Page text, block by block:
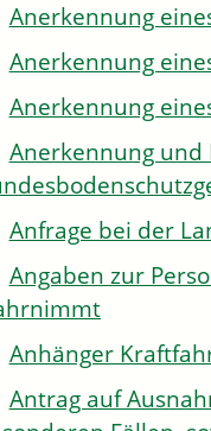
Anerkennung
Anerkennung
Anerkennung
Anerkennung und
Anfrage bei der
Angaben zur
Anhänger
Antrag auf